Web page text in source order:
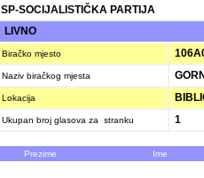
SP-SOCIJALISTIČKA PARTIJA
LIVNO
Biračko mjesto
Naziv biračkog mjesta
Lokacija
Ukupan broj glasova za stranku 1
Prezime Ime